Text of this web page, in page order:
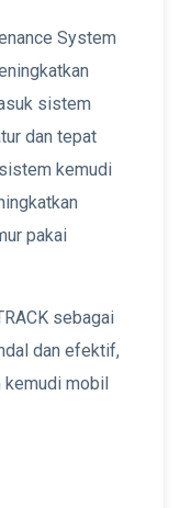
System
sistem
dan tepat
kemudi
pakai
sebagai
dan efektif,
kemudi mobil